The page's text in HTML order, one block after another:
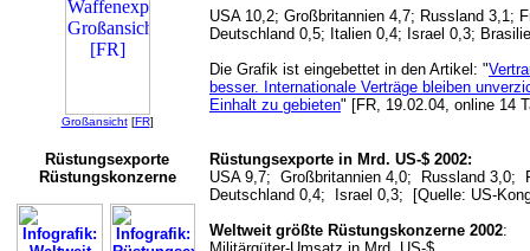
Großansicht[FR]
USA 10,2; Großbritannien 4,7; Russland 3,1;
Deutschland 0,5; Italien 0,4; Israel 0,3;
Die Grafik ist eingebettet in den Artikel: "
besser. Internationale Verträge bleiben
Einhalt zu gebieten" [FR, 19.02.04, online 14
Rüstungsexporte
Rüstungskonzerne
Rüstungsexporte in Mrd. US-$ 2002:
USA 9,7; Großbritannien 4,0; Russland 3,0;
Deutschland 0,4; Israel 0,3; [Quelle: US-
Weltweit größte Rüstungskonzerne 2002: